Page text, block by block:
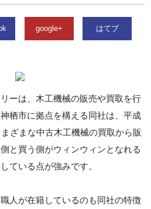
google+ はてブ
ーは、木工機械の販売や買取を行
栖市に拠点を構える同社は、平成
ざまな中古木工機械の買取から販
と買う側がウィンウィンとなれる
ている点が強みです。
人が在籍しているのも同社の特徴